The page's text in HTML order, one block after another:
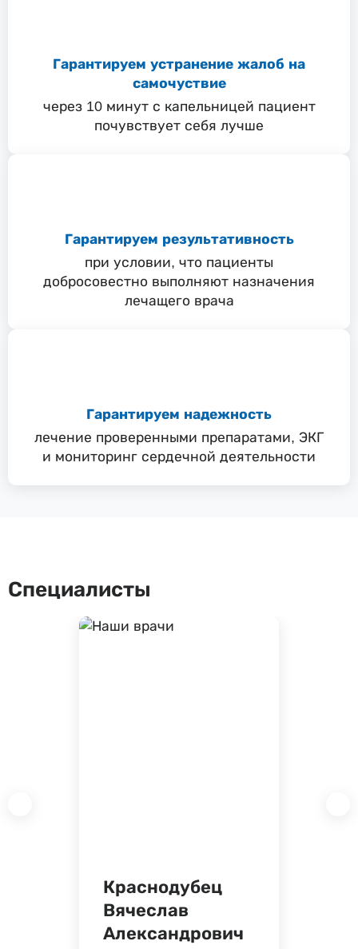
Гарантируем устранение жалоб на
самочуствие
через 10 минут с капельницей пациент
почувствует себя лучше
Гарантируем результативность
при условии, что пациенты
добросовестно выполняют назначения
лечащего врача
Гарантируем надежность
лечение проверенными препаратами, ЭКГ
и мониторинг сердечной деятельности
Специалисты
Краснодубец
Вячеслав
Александрович